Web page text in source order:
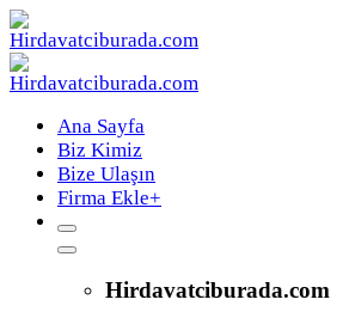
Ana Sayfa
Biz Kimiz
Bize Ulaşın
Firma Ekle+
Hirdavatciburada.com